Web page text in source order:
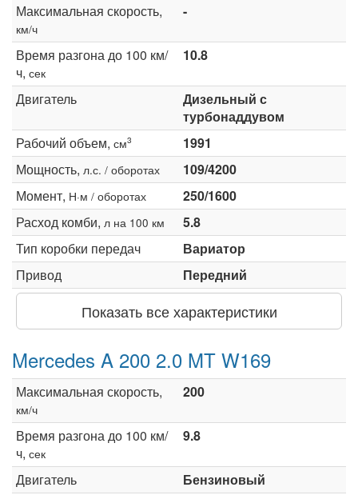
Максимальная скорость,
км/ч
-
Время разгона до 100 км/
ч, сек
10.8
Двигатель
Дизельный с
турбонаддувом
Рабочий объем, см3
1991
Мощность, л.с. / оборотах
109/4200
Момент, Н·м / оборотах
250/1600
Расход комби, л на 100 км
5.8
Тип коробки передач
Вариатор
Привод
Передний
Показать все характеристики
Mercedes A 200 2.0 MT W169
Максимальная скорость,
км/ч
200
Время разгона до 100 км/
ч, сек
9.8
Двигатель
Бензиновый